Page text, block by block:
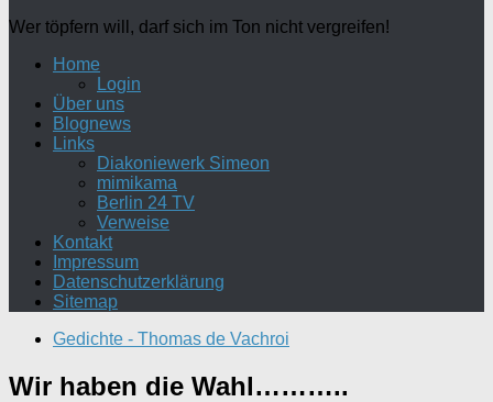
Wer töpfern will, darf sich im Ton nicht vergreifen!
Home
Login
Über uns
Blognews
Links
Diakoniewerk Simeon
mimikama
Berlin 24 TV
Verweise
Kontakt
Impressum
Datenschutzerklärung
Sitemap
Gedichte - Thomas de Vachroi
Wir haben die Wahl………..